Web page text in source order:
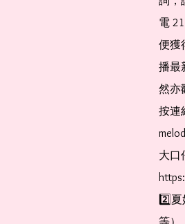
電
便獲
播最
然亦
按連
大口
2️⃣夏